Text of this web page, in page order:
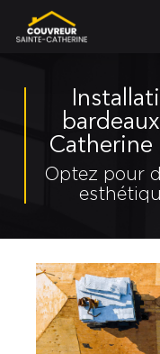
main
Optez pour